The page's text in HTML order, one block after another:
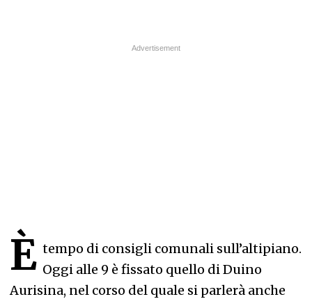
È tempo di consigli comunali sull’altipiano.
Oggi alle 9 è fissato quello di Duino
Aurisina, nel corso del quale si parlerà anche